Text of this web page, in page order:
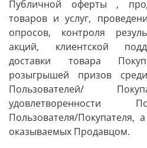
Публичной оферты ,
товаров и услуг,
опросов, контроля
акций, клиентской
доставки товара
розыгрышей призов
Пользователей/
удовлетворенности
Пользователя/Покупателя,
оказываемых Продавцом.